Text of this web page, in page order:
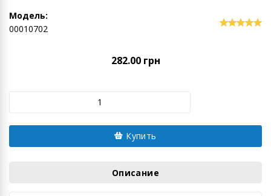
Модель:
00010702
282.00 грн
Купить
Описание